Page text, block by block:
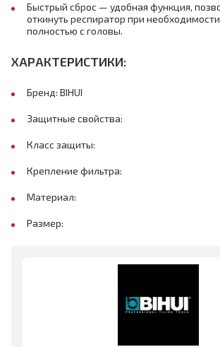
Быстрый сброс — удобная функция,
откинуть респиратор при
полностью с головы.
ХАРАКТЕРИСТИКИ:
Бренд: BIHUI
Защитные свойства:
Класс защиты:
Крепление фильтра:
Материал:
Размер: